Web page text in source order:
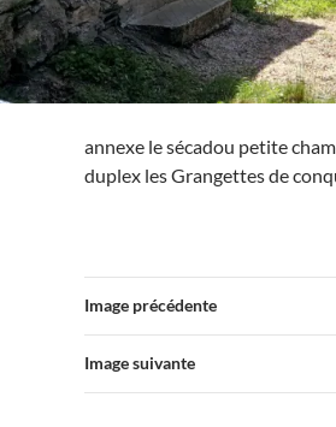
annexe le sécadou petite
duplex les Grangettes de
Image précédente
Image suivante